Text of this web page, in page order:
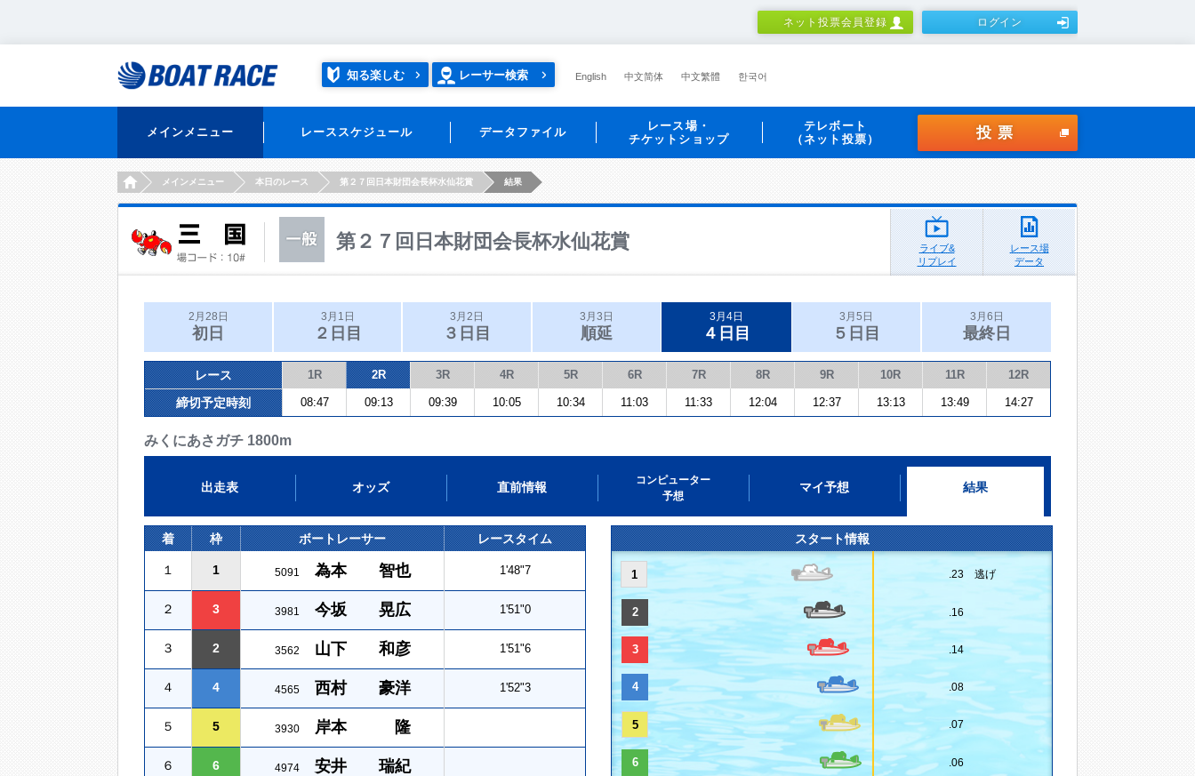
ネット投票会員登録 ログイン
知る楽しむ レーサー検索 English 中文简体 中文繁體 한국어
メインメニュー レーススケジュール データファイル
レース場・
チケットショップ
テレボート
（ネット投票）
投票
HOMEメインメニュー 本日のレース 第２７回日本財団会長杯水仙花賞 結果
第２７回日本財団会長杯水仙花賞
ライブ&
リプレイ
レース場
データ
2月28日
初日
3月1日
２日目
3月2日
３日目
3月3日
順延
3月4日
４日目
3月5日
５日目
3月6日
最終日
レース 1R 2R 3R 4R 5R 6R 7R 8R 9R 10R 11R 12R
締切予定時刻 08:47 09:13 09:39 10:05 10:34 11:03 11:33 12:04 12:37 13:13 13:49 14:27
みくにあさガチ 1800m
出走表 オッズ 直前情報
コンピューター
予想
マイ予想 結果
着 枠 ボートレーサー レースタイム
１ 1 5091 為本 智也 1'48"7
２ 3 3981 今坂 晃広 1'51"0
３ 2 3562 山下 和彦 1'51"6
４ 4 4565 西村 豪洋 1'52"3
５ 5 3930 岸本 隆
６ 6 4974 安井 瑞紀
スタート情報
1 .23 逃げ
2 .16
3 .14
4 .08
5 .07
6 .06